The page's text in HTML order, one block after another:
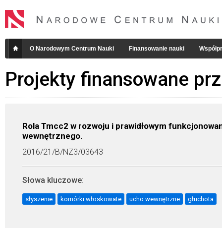
O Narodowym Centrum Nauki Finansowanie nauki
Projekty finansowane
Rola Tmcc2 w rozwoju i prawidłowym
wewnętrznego.
2016/21/B/NZ3/03643
Słowa kluczowe:
słyszenie komórki włoskowate ucho wewnętrzne głuchota